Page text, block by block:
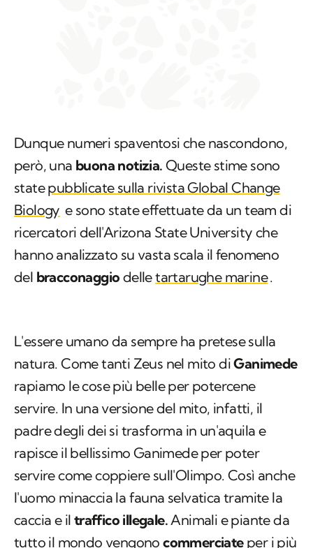
Dunque numeri spaventosi che nascondono,
però, una buona notizia. Queste stime sono
statepubblicate sulla rivista Global Change
Biology e sono state effettuate da un team di
ricercatori dell'Arizona State University che
hanno analizzato su vasta scala il fenomeno
del bracconaggio delletartarughe marine.
L'essere umano da sempre ha pretese sulla
natura. Come tanti Zeus nel mito diGanimede
rapiamo le cose più belle per potercene
servire. In una versione del mito, infatti, il
padre degli dei si trasforma in un'aquila e
rapisce il bellissimo Ganimede per poter
servire come coppiere sull'Olimpo. Così anche
l'uomo minaccia la fauna selvatica tramite la
caccia e il traffico illegale.Animali e piante da
tutto il mondo vengonocommerciateper i più